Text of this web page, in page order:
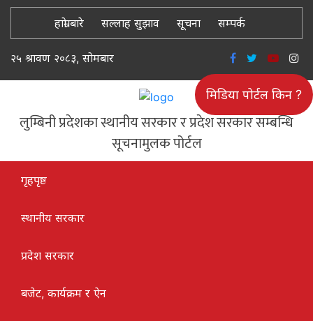
हाम्रो बारे सल्लाह सुझाव सूचना सम्पर्क
२५ श्रावण २०८३, सोमबार
लुम्बिनी प्रदेशका स्थानीय सरकार र प्रदेश सरकार सम्बन्धि
सूचनामुलक पोर्टल
मिडिया पोर्टल किन ?
गृहपृष्ठ
स्थानीय सरकार
प्रदेश सरकार
बजेट, कार्यक्रम र ऐन